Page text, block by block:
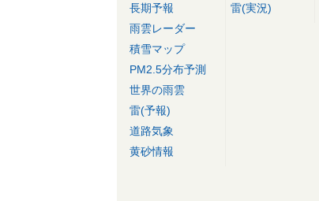
長期予報
雨雲レーダー
積雪マップ
PM2.5分布予測
世界の雨雲
雷(予報)
道路気象
黄砂情報
雷(実況)